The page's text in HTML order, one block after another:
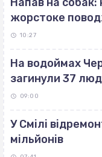
жорстоке
10:27
На водоймах
загинули 37
09:00
У Смілі
мільйонів